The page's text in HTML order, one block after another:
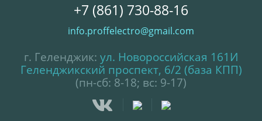
+7 (861) 730-88-16
info.proffelectro@gmail.com
г. Геленджик: ул. Новороссийская 161И
Геленджикский проспект, 6/2 (база КПП)
(пн-сб: 8-18; вс: 9-17)